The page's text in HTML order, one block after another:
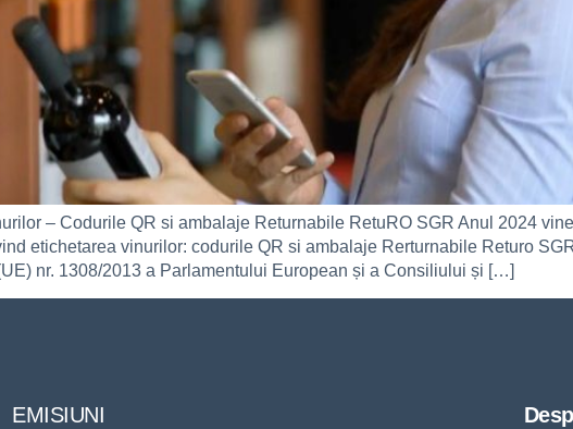
– Codurile QR si ambalaje Returnabile RetuRO SGR Anul 2024
etichetarea vinurilor: codurile QR si ambalaje Rerturnabile Returo
nr. 1308/2013 a Parlamentului European și a Consiliului și […]
EMISIUNI